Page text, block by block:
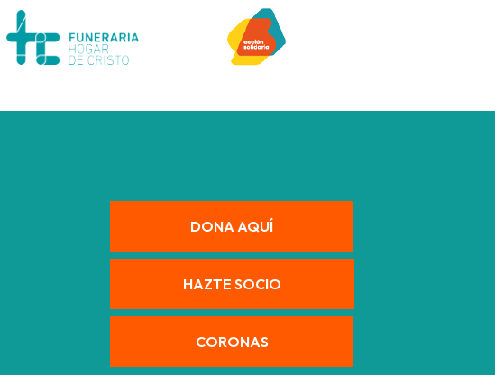
DONA AQUÍ
HAZTE SOCIO
CORONAS